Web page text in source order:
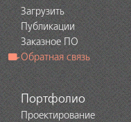
Загрузить
Публикации
Заказное ПО
Обратная связь
Портфолио
Проектирование